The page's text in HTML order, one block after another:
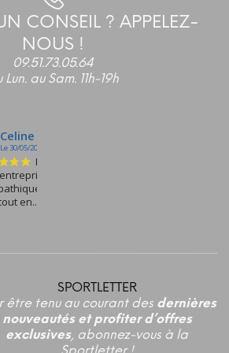
CONSEIL ? APPELEZ-
NOUS !
09.51.73.05.64
Lun. au Sam. 11h-19h
SPORTLETTER
être tenu au courant des dernières
nouveautés et profiter d’offres
exclusives, abonnez-vous à la